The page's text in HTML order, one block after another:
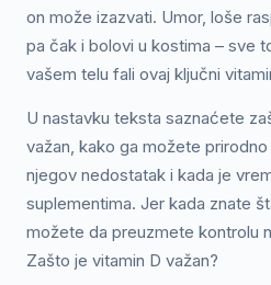
on može izazvati. Umor, loše
pa čak i bolovi u kostima – sve
vašem telu fali ovaj ključni
U nastavku teksta saznaćete
važan, kako ga možete
njegov nedostatak i kada je
suplementima. Jer kada znate
možete da preuzmete kontrolu
Zašto je vitamin D važan?